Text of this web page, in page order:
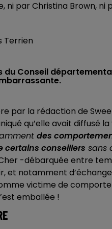
ni par Christina Brown, ni
Terrien
du Conseil
par la rédaction de
qu’elle avait diffusé
des
certains conseillers sans
-débarquée entre
et notamment
victime de
emballée !